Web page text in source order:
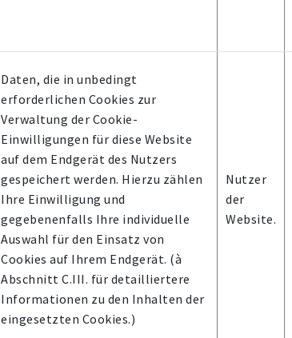
Daten, die in unbedingt
erforderlichen Cookies zur
Verwaltung der Cookie-
Einwilligungen für diese Website
auf dem Endgerät des Nutzers
gespeichert werden. Hierzu zählen
Ihre Einwilligung und
gegebenenfalls Ihre individuelle
Auswahl für den Einsatz von
Cookies auf Ihrem Endgerät. (à
Abschnitt C.III. für detailliertere
Informationen zu den Inhalten der
eingesetzten Cookies.)
Nutzer
der
Website.